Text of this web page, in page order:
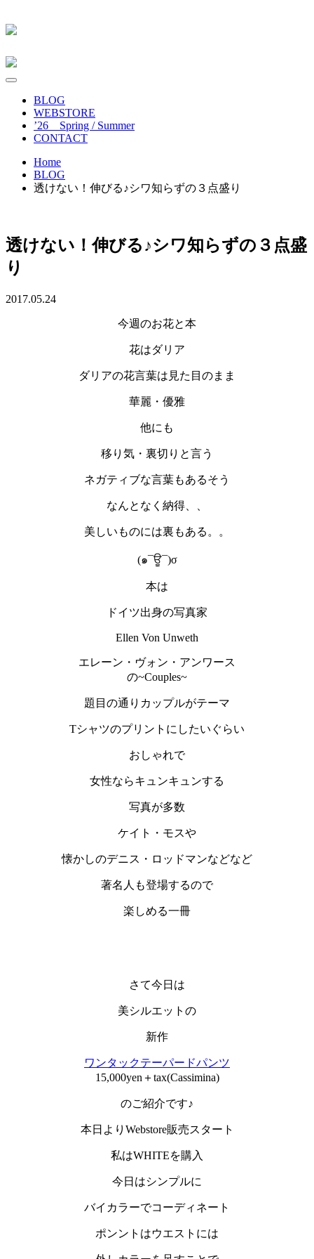
BLOG
WEBSTORE
’26 Spring / Summer
CONTACT
Home
BLOG
透けない！伸びる♪シワ知らずの３点盛り
透けない！伸びる♪シワ知らずの３点盛
り
2017.05.24
今週のお花と本
花はダリア
ダリアの花言葉は見た目のまま
華麗・優雅
他にも
移り気・裏切りと言う
ネガティブな言葉もあるそう
なんとなく納得、、
美しいものには裏もある。。
(๑¯ਊ¯)σ
本は
ドイツ出身の写真家
Ellen Von Unweth
エレーン・ヴォン・アンワース
の~Couples~
題目の通りカップルがテーマ
Tシャツのプリントにしたいぐらい
おしゃれで
女性ならキュンキュンする
写真が多数
ケイト・モスや
懐かしのデニス・ロッドマンなどなど
著名人も登場するので
楽しめる一冊
さて今日は
美シルエットの
新作
ワンタックテーパードパンツ
15,000yen＋tax(Cassimina)
のご紹介です♪
本日よりWebstore販売スタート
私はWHITEを購入
今日はシンプルに
バイカラーでコーディネート
ポンントはウエストには